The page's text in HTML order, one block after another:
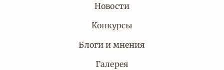
Новости
Конкурсы
Блоги и мнения
Галерея